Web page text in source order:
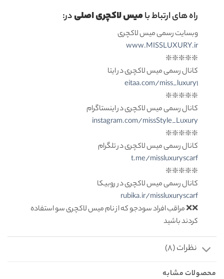
راه های ارتباط بامیس لاکچری اصلیدر:
وبسایت رسمی میس لاکچری
www.MISSLUXURY.ir
❇️❇️❇️❇️❇️
کانال رسمی میس لاکچری در ایتا
eitaa.com/miss_luxury1
❇️❇️❇️❇️❇️
کانال رسمی میس لاکچری در اینستاگرام
instagram.com/missStyle_Luxury
❇️❇️❇️❇️❇️
کانال رسمی میس لاکچری در تلگرام
t.me/missluxuryscarf
❇️❇️❇️❇️❇️
کانال رسمی میس لاکچری در روبیکا
rubika.ir/missluxuryscarf
❌❌ مراقب افراد سودجو که از نام میس لاکچری سو استفاده
کردند باشید
نظرات (8)
محصولات مشابه